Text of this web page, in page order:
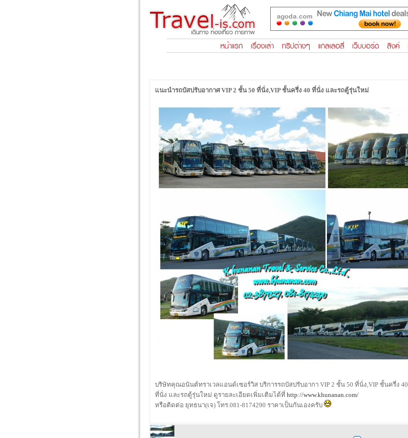
แนะนำรถบัสปรับอากาศ VIP 2 ชั้น 50 ที่นั่ง,VIP ชั้นครึ่ง 40 ที่นั่ง และรถตู้รุ่นใหม่
บริษัทคุณอนันต์ทราเวลแอนด์เซอร์วิส บริการรถบัสปรับอากา VIP 2 ชั้น 50 ที่นั่ง,VIP ชั้นครึ่ง 40
ที่นั่ง และรถตู้รุ่นใหม่ ดูรายละเอียดเพิ่มเติมได้ที่ http://www.khunanan.com/
หรือติดต่อ ยุทธนา(เจ) โทร.081-8174290 ราคาเป็นกันเองครับ